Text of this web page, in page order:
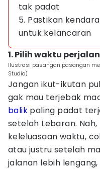
tak padat
5. Pastikan
untuk kelancaran
1. Pilih waktu
Ilustrasi pasangan pasangan
Studio)
Jangan ikut-ikutan
gak mau terjebak
balik paling padat
setelah Lebaran.
keleluasaan waktu,
atau justru setelah
jalanan lebih